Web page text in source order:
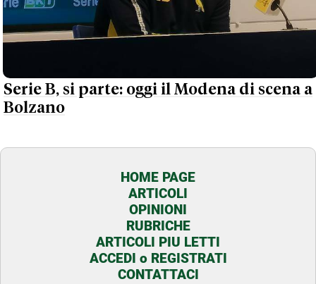
Serie B, si parte: oggi il Modena di scena a
Bolzano
HOME PAGE
ARTICOLI
OPINIONI
RUBRICHE
ARTICOLI PIU LETTI
ACCEDI o REGISTRATI
CONTATTACI